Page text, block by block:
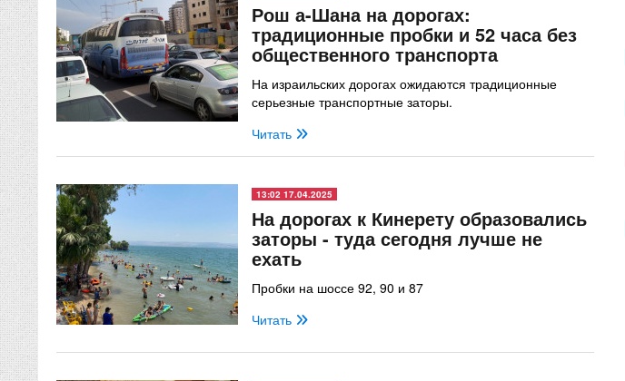
Рош а-Шана на дорогах:
традиционные пробки и 52 часа без
общественного транспорта
На израильских дорогах ожидаются традиционные
серьезные транспортные заторы.
Читать
13:02 17.04.2025
На дорогах к Кинерету образовались
заторы - туда сегодня лучше не
ехать
Пробки на шоссе 92, 90 и 87
Читать